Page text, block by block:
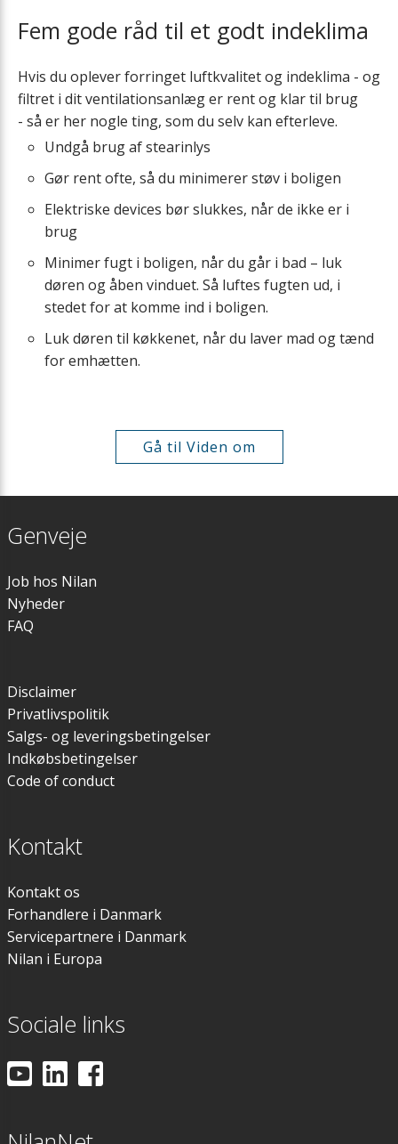
Fem gode råd til et godt indeklima
Hvis du oplever forringet luftkvalitet og indeklima - og
filtret i dit ventilationsanlæg er rent og klar til brug
- så er her nogle ting, som du selv kan efterleve.
Undgå brug af stearinlys
Gør rent ofte, så du minimerer støv i boligen
Elektriske devices bør slukkes, når de ikke er i
brug
Minimer fugt i boligen, når du går i bad – luk
døren og åben vinduet. Så luftes fugten ud, i
stedet for at komme ind i boligen.
Luk døren til køkkenet, når du laver mad og tænd
for emhætten.
Gå til Viden om
Genveje
Job hos Nilan
Nyheder
FAQ
Disclaimer
Privatlivspolitik
Salgs- og leveringsbetingelser
Indkøbsbetingelser
Code of conduct
Kontakt
Kontakt os
Forhandlere i Danmark
Servicepartnere i Danmark
Nilan i Europa
Sociale links